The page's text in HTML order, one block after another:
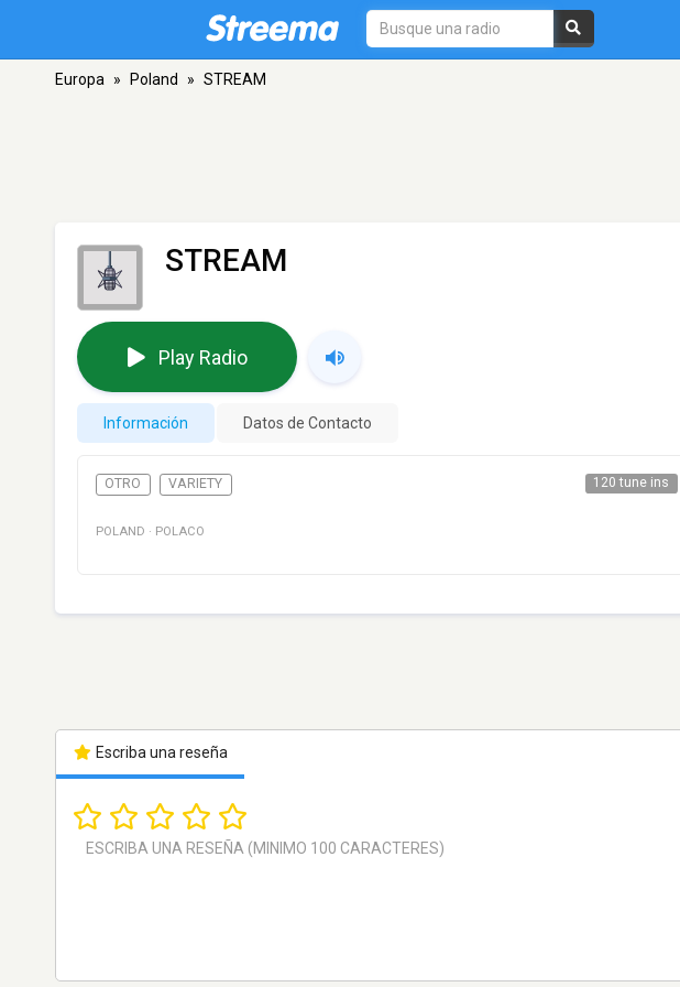
Europa » Poland » STREAM
STREAM
Play Radio
Información Datos de Contacto
OTRO VARIETY 120 tune ins
POLAND · POLACO
Escriba una reseña